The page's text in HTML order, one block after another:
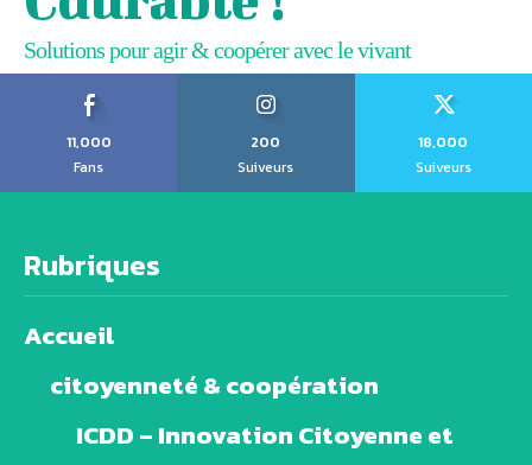
Solutions pour agir & coopérer avec le vivant
11,000
Fans
200
Suiveurs
18,000
Suiveurs
Rubriques
Accueil
citoyenneté & coopération
ICDD – Innovation Citoyenne et